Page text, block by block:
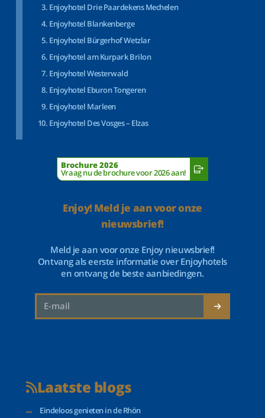
Enjoyhotel Drie Paardekens Mechelen
Enjoyhotel Blankenberge
Enjoyhotel Bürgerhof Wetzlar
Enjoyhotel am Kurpark Brilon
Enjoyhotel Westerwald
Enjoyhotel Eburon Tongeren
Enjoyhotel Marleen
Enjoyhotel Des Vosges – Elzas
Brochure 2026
Vraag nu de brochure voor 2026 aan!
Enjoy! Meld je aan voor onze
nieuwsbrief!
Meld je aan voor onze Enjoy nieuwsbrief!
Ontvang als eerste informatie over Enjoyhotels
en ontvang de beste aanbiedingen.
Laatste blogs
Eindeloos genieten in de Rhön